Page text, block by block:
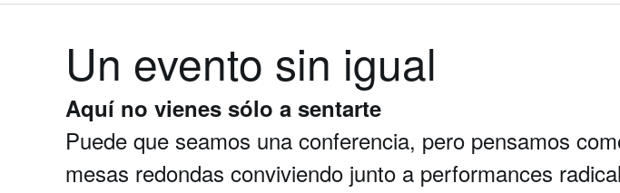
Un evento sin igual
Aquí no vienes sólo a sentarte
Puede que seamos una conferencia, pero pensamos
mesas redondas conviviendo junto a performances